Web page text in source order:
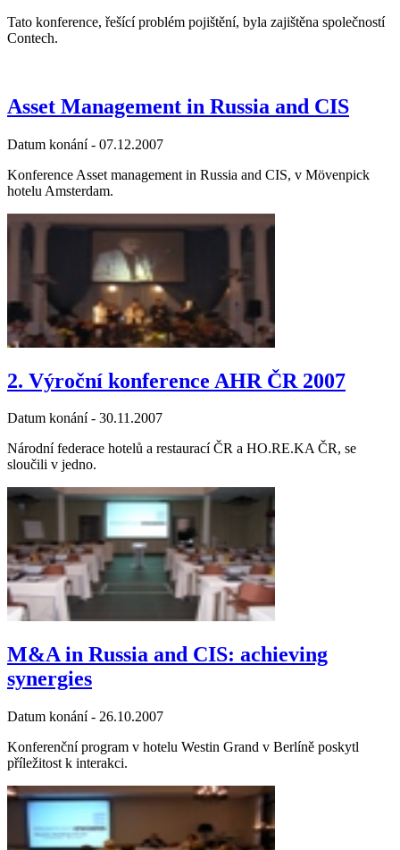
Tato konference, řešící problém pojištění, byla zajištěna společností
Contech.
Asset Management in Russia and CIS
Datum konání - 07.12.2007
Konference Asset management in Russia and CIS, v Mövenpick
hotelu Amsterdam.
2. Výroční konference AHR ČR 2007
Datum konání - 30.11.2007
Národní federace hotelů a restaurací ČR a HO.RE.KA ČR, se
sloučili v jedno.
M&A in Russia and CIS: achieving
synergies
Datum konání - 26.10.2007
Konferenční program v hotelu Westin Grand v Berlíně poskytl
příležitost k interakci.